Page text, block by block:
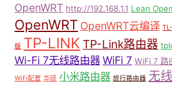
OpenWRT http://192.168.1.1 Lean
OpenWRT OpenWRT云编译
版 TP-LINK TP-Link路由器
Wi-Fi 7无线路由器WiFi 7 WiFi 7 路
WiFi配置 华硕 小米路由器 旅行路由器 无